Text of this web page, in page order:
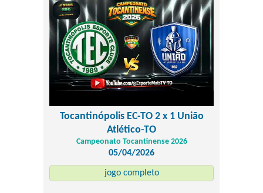
Tocantinópolis EC-TO 2 x 1 União
Atlético-TO
Campeonato Tocantinense 2026
05/04/2026
jogo completo